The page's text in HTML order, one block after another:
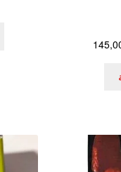
السعر